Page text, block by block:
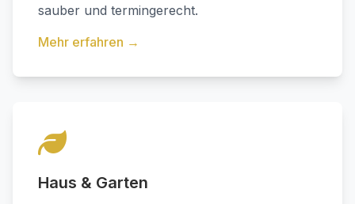
sauber und termingerecht.
Mehr erfahren →
Haus & Garten